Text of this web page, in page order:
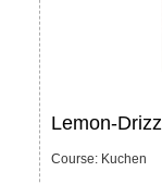
Lemon-
Course: Kuchen